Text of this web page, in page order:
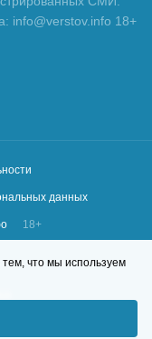
info@verstov.info 18+
данных
18+
что мы используем